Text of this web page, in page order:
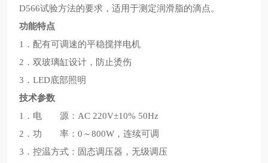
D566试验方法的要求，适用于测定润滑脂的滴点。
功能特点
1．配有可调速的平稳搅拌电机
2．双玻璃缸设计，防止烫伤
3．LED底部照明
技术参数
1．电 源：AC 220V±10% 50Hz
2．功 率：0～800W，连续可调
3．控温方式：固态调压器，无级调压